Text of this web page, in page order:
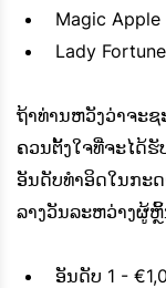
Magic Apple
Lady Fortune
ຖ້າທ່ານຫວັງວ່າຈະ
ຄວນຕັ້ງໃຈທີ່ຈະໄດ້
ອັນດັບທໍາອິດໃນກະ
ລາງວັນລະຫວ່າງຜູ້
ອັນດັບ 1 -